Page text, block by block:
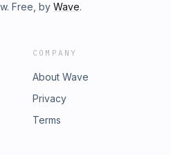
Free, by Wave.
COMPANY
About Wave
Privacy
Terms